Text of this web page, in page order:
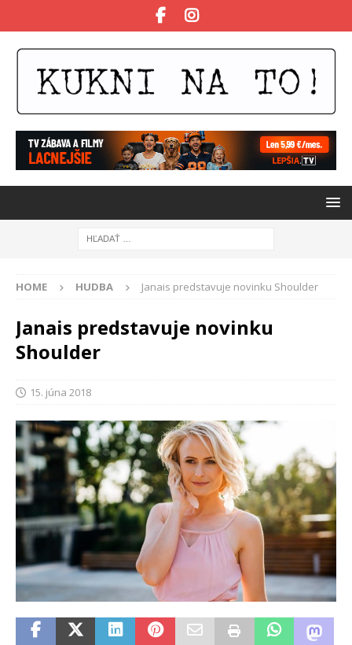
HOME HUDBA Janais predstavuje novinku Shoulder
Janais predstavuje novinku
Shoulder
15. júna 2018